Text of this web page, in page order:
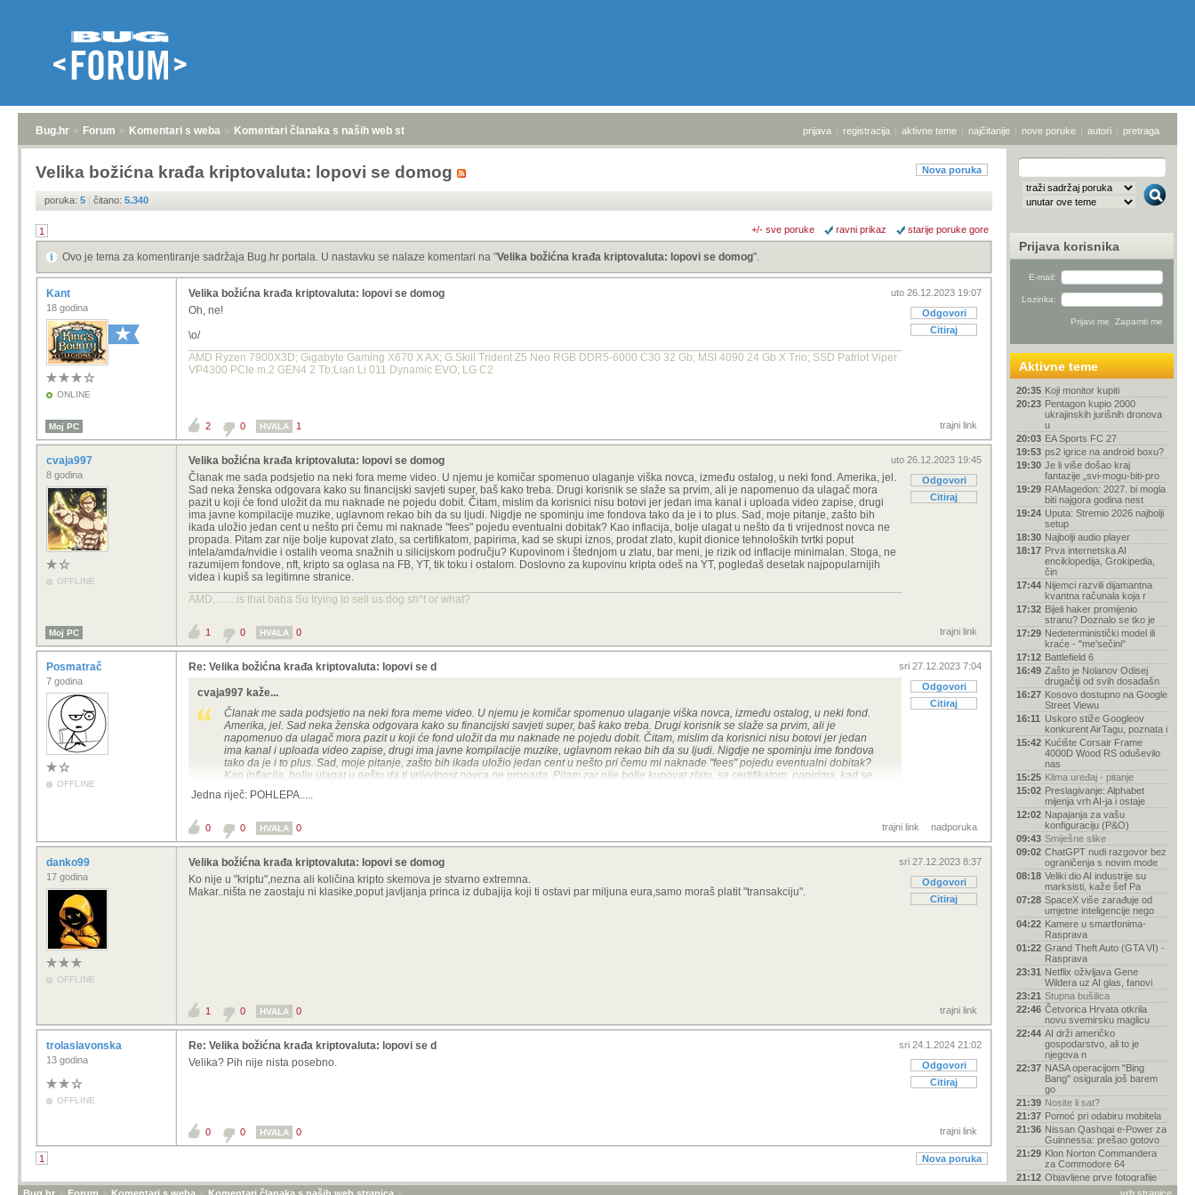
Bug.hr » Forum » Komentari s weba » Komentari članaka s naših web stranica prijava | registracija | aktivne teme | najčitanije | nove poruke | autori | pretraga
Nova poruka
Velika božićna krađa kriptovaluta: lopovi se domog
poruka: 5 | čitano: 5.340
1 +/- sve poruke ravni prikaz starije poruke gore
Ovo je tema za komentiranje sadržaja Bug.hr portala. U nastavku se nalaze komentari na "Velika božićna krađa kriptovaluta: lopovi se domog".
Kant
18 godina
ONLINE
uto 26.12.2023 19:07
Odgovori
Citiraj
Velika božićna krađa kriptovaluta: lopovi se domog
Oh, ne!
\o/
AMD Ryzen 7900X3D; Gigabyte Gaming X670 X AX; G.Skill Trident Z5 Neo RGB DDR5-6000 C30 32 Gb; MSI 4090 24 Gb X Trio; SSD Patriot Viper
VP4300 PCIe m.2 GEN4 2 Tb;Lian Li 011 Dynamic EVO; LG C2
Moj PC trajni link
2 0 HVALA 1
cvaja997
8 godina
OFFLINE
uto 26.12.2023 19:45
Odgovori
Citiraj
Velika božićna krađa kriptovaluta: lopovi se domog
Članak me sada podsjetio na neki fora meme video. U njemu je komičar spomenuo ulaganje viška novca, između ostalog, u neki fond. Amerika, jel.
Sad neka ženska odgovara kako su financijski savjeti super, baš kako treba. Drugi korisnik se slaže sa prvim, ali je napomenuo da ulagač mora
pazit u koji će fond uložit da mu naknade ne pojedu dobit. Čitam, mislim da korisnici nisu botovi jer jedan ima kanal i uploada video zapise, drugi
ima javne kompilacije muzike, uglavnom rekao bih da su ljudi. Nigdje ne spominju ime fondova tako da je i to plus. Sad, moje pitanje, zašto bih
ikada uložio jedan cent u nešto pri čemu mi naknade "fees" pojedu eventualni dobitak? Kao inflacija, bolje ulagat u nešto da ti vrijednost novca ne
propada. Pitam zar nije bolje kupovat zlato, sa certifikatom, papirima, kad se skupi iznos, prodat zlato, kupit dionice tehnoloških tvrtki poput
intela/amda/nvidie i ostalih veoma snažnih u silicijskom području? Kupovinom i štednjom u zlatu, bar meni, je rizik od inflacije minimalan. Stoga, ne
razumijem fondove, nft, kripto sa oglasa na FB, YT, tik toku i ostalom. Doslovno za kupovinu kripta odeš na YT, pogledaš desetak najpopularnijih
videa i kupiš sa legitimne stranice.
AMD,........is that baba Su trying to sell us dog sh*t or what?
Moj PC trajni link
1 0 HVALA 0
Posmatrač
7 godina
OFFLINE
sri 27.12.2023 7:04
Odgovori
Citiraj
Re: Velika božićna krađa kriptovaluta: lopovi se d
cvaja997 kaže...
Članak me sada podsjetio na neki fora meme video. U njemu je komičar spomenuo ulaganje viška novca, između ostalog, u neki fond.
Amerika, jel. Sad neka ženska odgovara kako su financijski savjeti super, baš kako treba. Drugi korisnik se slaže sa prvim, ali je
napomenuo da ulagač mora pazit u koji će fond uložit da mu naknade ne pojedu dobit. Čitam, mislim da korisnici nisu botovi jer jedan
ima kanal i uploada video zapise, drugi ima javne kompilacije muzike, uglavnom rekao bih da su ljudi. Nigdje ne spominju ime fondova
tako da je i to plus. Sad, moje pitanje, zašto bih ikada uložio jedan cent u nešto pri čemu mi naknade "fees" pojedu eventualni dobitak?
Kao inflacija, bolje ulagat u nešto da ti vrijednost novca ne propada. Pitam zar nije bolje kupovat zlato, sa certifikatom, papirima, kad se
skupi iznos, prodat zlato, kupit dionice tehnoloških tvrtki poput intela/amda/nvidie i ostalih veoma snažnih u silicijskom području?
Kupovinom i štednjom u zlatu, bar meni, je rizik od inflacije minimalan. Stoga, ne razumijem fondove, nft, kripto sa oglasa na FB, YT, tik
Jedna riječ: POHLEPA.....
trajni link nadporuka
0 0 HVALA 0
danko99
17 godina
OFFLINE
sri 27.12.2023 8:37
Odgovori
Citiraj
Velika božićna krađa kriptovaluta: lopovi se domog
Ko nije u "kriptu",nezna ali količina kripto skemova je stvarno extremna.
Makar..ništa ne zaostaju ni klasike,poput javljanja princa iz dubajija koji ti ostavi par miljuna eura,samo moraš platit "transakciju".
trajni link
1 0 HVALA 0
trolaslavonska
13 godina
OFFLINE
sri 24.1.2024 21:02
Odgovori
Citiraj
Re: Velika božićna krađa kriptovaluta: lopovi se d
Velika? Pih nije nista posebno.
trajni link
0 0 HVALA 0
1 Nova poruka
Prijava korisnika
E-mail:
Lozinka:
Aktivne teme
20:35 Koji monitor kupiti
20:23 Pentagon kupio 2000
ukrajinskih jurišnih dronova
u
20:03 EA Sports FC 27
19:53 ps2 igrice na android boxu?
19:30 Je li više došao kraj
fantazije „svi-mogu-biti-pro
19:29 RAMagedon: 2027. bi mogla
biti najgora godina nest
19:24 Uputa: Stremio 2026 najbolji
setup
18:30 Najbolji audio player
18:17 Prva internetska AI
enciklopedija, Grokipedia,
čin
17:44 Nijemci razvili dijamantna
kvantna računala koja r
17:32 Bijeli haker promijenio
stranu? Doznalo se tko je
17:29 Nedeterministički model ili
kraće - "me'sečini"
17:12 Battlefield 6
16:49 Zašto je Nolanov Odisej
drugačiji od svih dosadašn
16:27 Kosovo dostupno na Google
Street Viewu
16:11 Uskoro stiže Googleov
konkurent AirTagu, poznata i
15:42 Kućište Corsair Frame
4000D Wood RS oduševilo
nas
15:25 Klima uređaj - pitanje
15:02 Preslagivanje: Alphabet
mijenja vrh AI-ja i ostaje
12:02 Napajanja za vašu
konfiguraciju (P&O)
09:43 Smiješne slike
09:02 ChatGPT nudi razgovor bez
ograničenja s novim mode
08:18 Veliki dio AI industrije su
marksisti, kaže šef Pa
07:28 SpaceX više zarađuje od
umjetne inteligencije nego
04:22 Kamere u smartfonima-
Rasprava
01:22 Grand Theft Auto (GTA VI) -
Rasprava
23:31 Netflix oživljava Gene
Wildera uz AI glas, fanovi
23:21 Stupna bušilica
22:46 Četvorica Hrvata otkrila
novu svemirsku maglicu
22:44 AI drži američko
gospodarstvo, ali to je
njegova n
22:37 NASA operacijom "Bing
Bang" osigurala još barem
go
21:39 Nosite li sat?
21:37 Pomoć pri odabiru mobitela
21:36 Nissan Qashqai e-Power za
Guinnessa: prešao gotovo
21:29 Klon Norton Commandera
za Commodore 64
21:12 Objavljene prve fotografije
kratera koji je na Mje